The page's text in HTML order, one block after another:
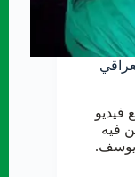
فيديو
فيه
يوسف.